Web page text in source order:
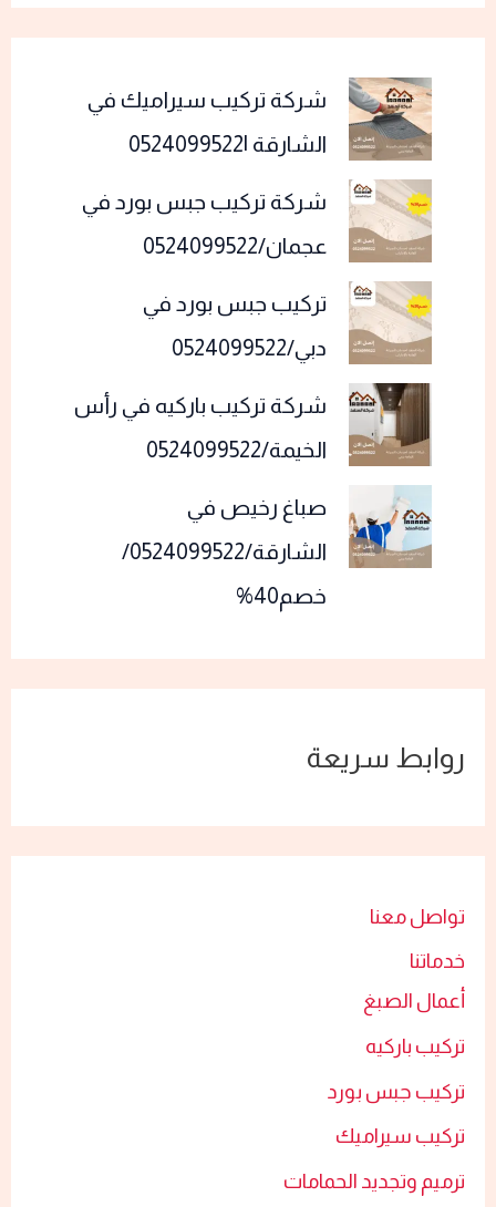
شركة تركيب سيراميك في
الشارقة |0524099522
شركة تركيب جبس بورد في
عجمان/0524099522
تركيب جبس بورد في
دبي/0524099522
شركة تركيب باركيه في رأس
الخيمة/0524099522
صباغ رخيص في
الشارقة/0524099522/
خصم40%
روابط سريعة
تواصل معنا
خدماتنا
أعمال الصبغ​
تركيب باركيه
تركيب جبس بورد​
تركيب سيراميك​
ترميم وتجديد الحمامات​